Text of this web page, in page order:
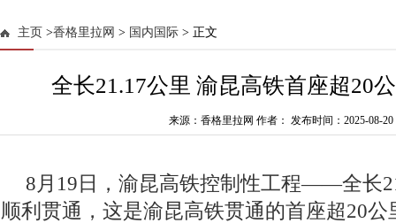
主页 >香格里拉网 > 国内国际 > 正文
全长21.17公里 渝昆高铁首座超20
来源：香格里拉网 作者： 发布时间：2025-08-20
8月19日，渝昆高铁控制性工程——全长
顺利贯通，这是渝昆高铁贯通的首座超20